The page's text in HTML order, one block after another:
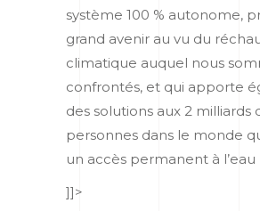
système 100 % autonome,
grand avenir au vu du
climatique auquel nous
confrontés, et qui apporte
des solutions aux 2 milliards
personnes dans le monde
un accès permanent à
]]>